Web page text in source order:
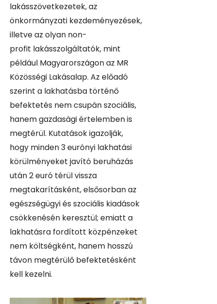
lakásszövetkezetek, az
önkormányzati kezdeményezések,
illetve az olyan non-
profit lakásszolgáltatók, mint
például Magyarországon az MR
Közösségi Lakásalap. Az előadó
szerint a lakhatásba történő
befektetés nem csupán szociális,
hanem gazdasági értelemben is
megtérül. Kutatások igazolják,
hogy minden 3 eurónyi lakhatási
körülményeket javító beruházás
után 2 euró térül vissza
megtakarításként, elsősorban az
egészségügyi és szociális kiadások
csökkenésén keresztül; emiatt a
lakhatásra fordított közpénzeket
nem költségként, hanem hosszú
távon megtérülő befektetésként
kell kezelni.